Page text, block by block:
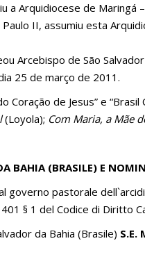
a Arquidiocese de Maringá
II, assumiu esta
Arcebispo de São Salvador
25 de março de 2011.
de Jesus” e
(Loyola); Com Maria, a Mãe
BAHIA (BRASILE) E
pastorale
§ 1 del Codice di Diritto
da Bahia (Brasile) S.E.